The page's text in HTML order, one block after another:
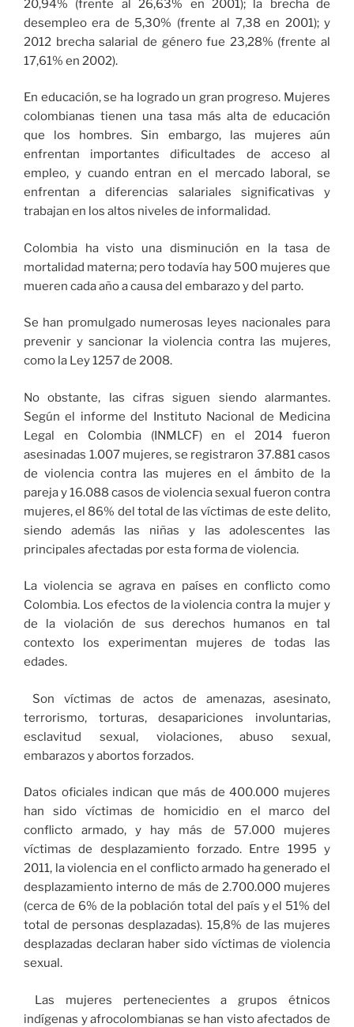
20,94% (frente al 26,63% en 2001); la brecha de
desempleo era de 5,30% (frente al 7,38 en 2001); y
2012 brecha salarial de género fue 23,28% (frente al
17,61% en 2002).
En educación, se ha logrado un gran progreso. Mujeres
colombianas tienen una tasa más alta de educación
que los hombres. Sin embargo, las mujeres aún
enfrentan importantes dificultades de acceso al
empleo, y cuando entran en el mercado laboral, se
enfrentan a diferencias salariales significativas y
trabajan en los altos niveles de informalidad.
Colombia ha visto una disminución en la tasa de
mortalidad materna; pero todavía hay 500 mujeres que
mueren cada año a causa del embarazo y del parto.
Se han promulgado numerosas leyes nacionales para
prevenir y sancionar la violencia contra las mujeres,
como la Ley 1257 de 2008.
No obstante, las cifras siguen siendo alarmantes.
Según el informe del Instituto Nacional de Medicina
Legal en Colombia (INMLCF) en el 2014 fueron
asesinadas 1.007 mujeres, se registraron 37.881 casos
de violencia contra las mujeres en el ámbito de la
pareja y 16.088 casos de violencia sexual fueron contra
mujeres, el 86% del total de las víctimas de este delito,
siendo además las niñas y las adolescentes las
principales afectadas por esta forma de violencia.
La violencia se agrava en países en conflicto como
Colombia. Los efectos de la violencia contra la mujer y
de la violación de sus derechos humanos en tal
contexto los experimentan mujeres de todas las
edades.
Son víctimas de actos de amenazas, asesinato,
terrorismo, torturas, desapariciones involuntarias,
esclavitud sexual, violaciones, abuso sexual,
embarazos y abortos forzados.
Datos oficiales indican que más de 400.000 mujeres
han sido víctimas de homicidio en el marco del
conflicto armado, y hay más de 57.000 mujeres
víctimas de desplazamiento forzado. Entre 1995 y
2011, la violencia en el conflicto armado ha generado el
desplazamiento interno de más de 2.700.000 mujeres
(cerca de 6% de la población total del país y el 51% del
total de personas desplazadas). 15,8% de las mujeres
desplazadas declaran haber sido víctimas de violencia
sexual.
Las mujeres pertenecientes a grupos étnicos
indígenas y afrocolombianas se han visto afectados de